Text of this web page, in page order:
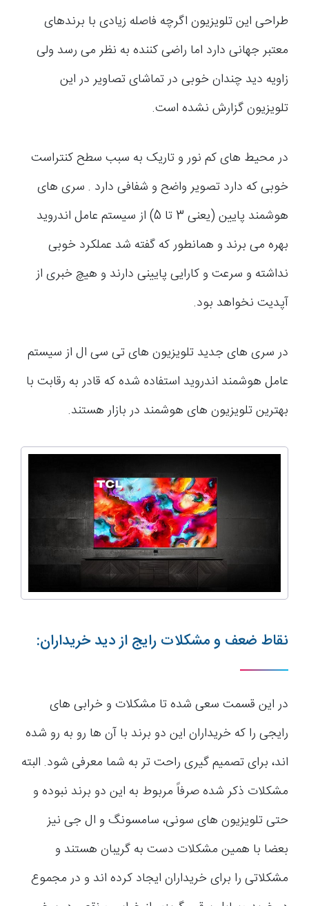
طراحی این تلویزیون اگرچه فاصله زیادی با برندهای
معتبر جهانی دارد اما راضی کننده به نظر می رسد ولی
زاویه دید چندان خوبی در تماشای تصاویر در این
تلویزیون گزارش نشده است.
در محیط های کم نور و تاریک به سبب سطح کنتراست
خوبی که دارد تصویر واضح و شفافی دارد . سری های
هوشمند پایین (یعنی 3 تا 5) از سیستم عامل اندروید
بهره می برند و همانطور که گفته شد عملکرد خوبی
نداشته و سرعت و کارایی پایینی دارند و هیچ خبری از
آپدیت نخواهد بود.
در سری های جدید تلویزیون های تی سی ال از سیستم
عامل هوشمند اندروید استفاده شده که قادر به رقابت با
بهترین تلویزیون های هوشمند در بازار هستند.
نقاط ضعف و مشکلات رایج از دید خریداران:
در این قسمت سعی شده تا مشکلات و خرابی های
رایجی را که خریداران این دو برند با آن ها رو به رو شده
اند، برای تصمیم گیری راحت تر به شما معرفی شود. البته
مشکلات ذکر شده صرفاً مربوط به این دو برند نبوده و
حتی تلویزیون های سونی، سامسونگ و ال جی نیز
بعضا با همین مشکلات دست به گریبان هستند و
مشکلاتی را برای خریداران ایجاد کرده اند و در مجموع